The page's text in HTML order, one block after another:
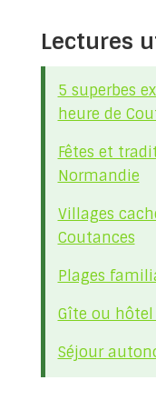
Lectures
5 superbes
heure de
Fêtes et
Normandie
Villages
Coutances
Plages
Gîte ou hôtel
Séjour